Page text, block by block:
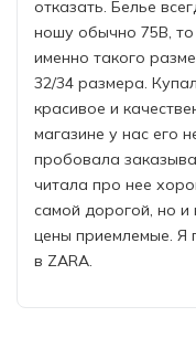
отказать. Белье
ношу обычно 75B,
именно такого
32/34 размера.
красивое и
магазине у нас его
пробовала
читала про нее
самой дорогой, но и
цены приемлемые. Я
в ZARA.